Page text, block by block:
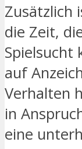
Zusätzlich
die Zeit,
Spielsucht
auf
Verhalten
in
eine